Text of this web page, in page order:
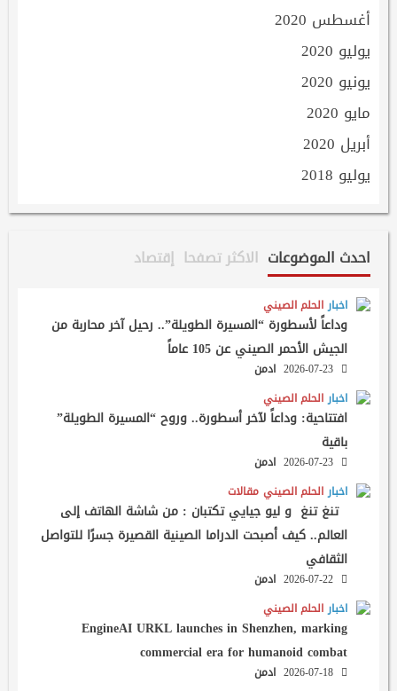
أغسطس 2020
يوليو 2020
يونيو 2020
مايو 2020
أبريل 2020
يوليو 2018
احدث الموضوعات الاكثر تصفحا إقتصاد
اخبار الحلم الصيني
وداعاً لأسطورة “المسيرة الطويلة”.. رحيل آخر محاربة من
الجيش الأحمر الصيني عن 105 عاماً
ادمن
اخبار الحلم الصيني
افتتاحية: وداعاً لآخر أسطورة.. وروح “المسيرة الطويلة”
باقية
ادمن
اخبار الحلم الصيني مقالات
تنغ تنغ و ليو جيايي تكتبان : من شاشة الهاتف إلى
العالم.. كيف أصبحت الدراما الصينية القصيرة جسرًا للتواصل
الثقافي
ادمن
اخبار الحلم الصيني
EngineAI URKL launches in Shenzhen, marking
commercial era for humanoid combat
ادمن